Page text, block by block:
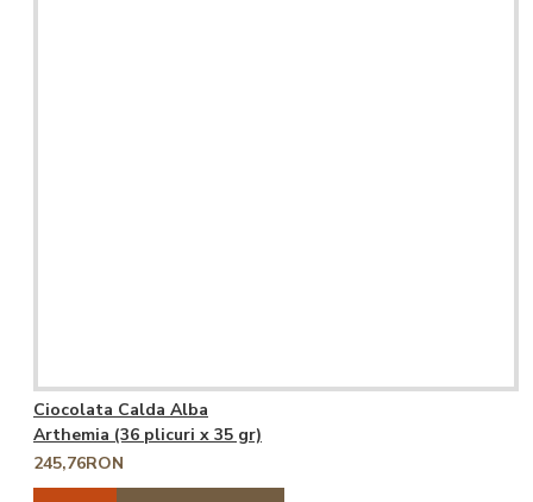
Ciocolata Calda Alba
Arthemia (36 plicuri x 35 gr)
245,76RON